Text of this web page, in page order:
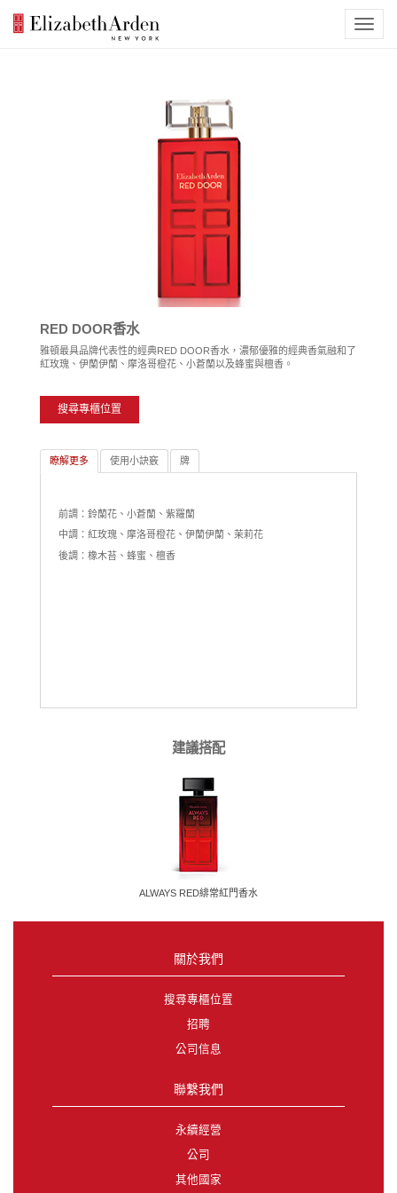
RED DOOR香水
雅頓最具品牌代表性的經典RED DOOR香水，濃郁優雅的經典香氣融和了
紅玫瑰、伊蘭伊蘭、摩洛哥橙花、小蒼蘭以及蜂蜜與檀香。
搜尋專櫃位置
瞭解更多 使用小訣竅 牌
前調：鈴蘭花、小蒼蘭、紫羅蘭
中調：紅玫瑰、摩洛哥橙花、伊蘭伊蘭、茉莉花
後調：橡木苔、蜂蜜、檀香
建議搭配
ALWAYS RED緋常紅門香水
關於我們
搜尋專櫃位置
招聘
公司信息
聯繫我們
永續經營
公司
其他國家